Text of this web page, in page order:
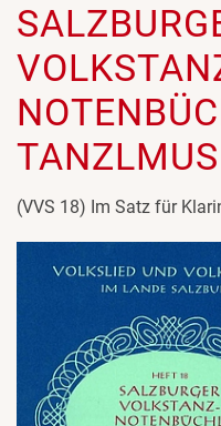
(VVS 18) Im Satz für